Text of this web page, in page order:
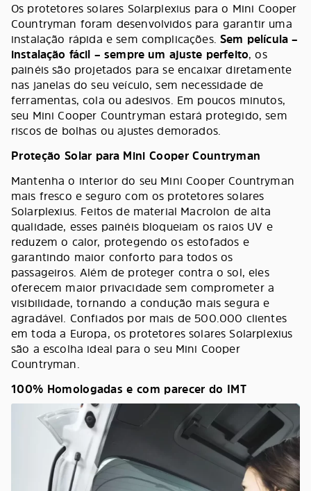
Os protetores solares Solarplexius para o Mini Cooper
Countryman foram desenvolvidos para garantir uma
instalação rápida e sem complicações.Sem película –
instalação fácil – sempre um ajuste perfeito, os
painéis são projetados para se encaixar diretamente
nas janelas do seu veículo, sem necessidade de
ferramentas, cola ou adesivos. Em poucos minutos,
seu Mini Cooper Countryman estará protegido, sem
riscos de bolhas ou ajustes demorados.
Proteção Solar para Mini Cooper Countryman
Mantenha o interior do seu Mini Cooper Countryman
mais fresco e seguro com os protetores solares
Solarplexius. Feitos de material Macrolon de alta
qualidade, esses painéis bloqueiam os raios UV e
reduzem o calor, protegendo os estofados e
garantindo maior conforto para todos os
passageiros. Além de proteger contra o sol, eles
oferecem maior privacidade sem comprometer a
visibilidade, tornando a condução mais segura e
agradável. Confiados por mais de 500.000 clientes
em toda a Europa, os protetores solares Solarplexius
são a escolha ideal para o seu Mini Cooper
Countryman.
100% Homologadas e com parecer do IMT